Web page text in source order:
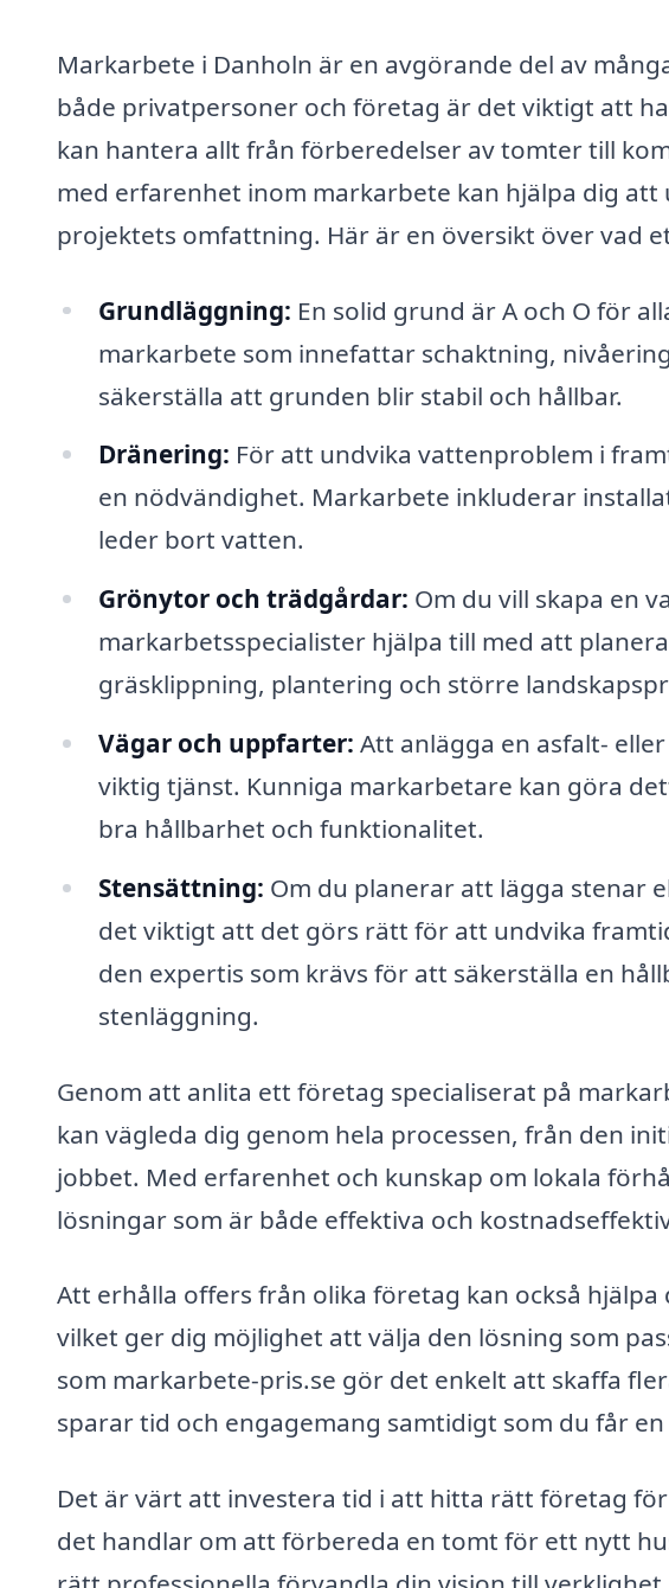
Markarbete i Danholn är en avgörande del av
både privatpersoner och företag är det viktigt att
kan hantera allt från förberedelser av tomter till
med erfarenhet inom markarbete kan hjälpa dig
projektets omfattning. Här är en översikt över vad
Grundläggning: En solid grund är A och O för
markarbete som innefattar schaktning,
säkerställa att grunden blir stabil och hållbar.
Dränering: För att undvika vattenproblem i
en nödvändighet. Markarbete inkluderar
leder bort vatten.
Grönytor och trädgårdar: Om du vill skapa en
markarbetsspecialister hjälpa till med att
gräsklippning, plantering och större
Vägar och uppfarter: Att anlägga en asfalt-
viktig tjänst. Kunniga markarbetare kan göra
bra hållbarhet och funktionalitet.
Stensättning: Om du planerar att lägga stenar
det viktigt att det görs rätt för att undvika
den expertis som krävs för att säkerställa en
stenläggning.
Genom att anlita ett företag specialiserat på
kan vägleda dig genom hela processen, från den
jobbet. Med erfarenhet och kunskap om lokala
lösningar som är både effektiva och
Att erhålla offers från olika företag kan också
vilket ger dig möjlighet att välja den lösning som
som markarbete-pris.se gör det enkelt att skaffa
sparar tid och engagemang samtidigt som du får
Det är värt att investera tid i att hitta rätt företag
det handlar om att förbereda en tomt för ett nytt